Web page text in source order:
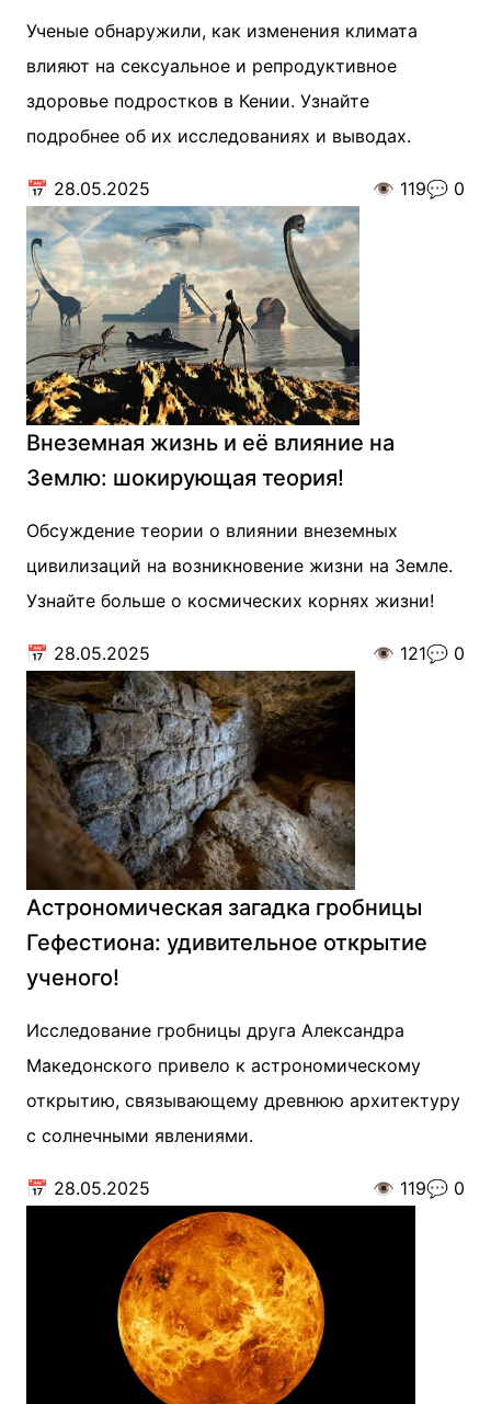
Ученые обнаружили, как изменения климата
влияют на сексуальное и репродуктивное
здоровье подростков в Кении. Узнайте
подробнее об их исследованиях и выводах.
📅 28.05.2025 👁️ 119💬 0
Внеземная жизнь и её влияние на
Землю: шокирующая теория!
Обсуждение теории о влиянии внеземных
цивилизаций на возникновение жизни на Земле.
Узнайте больше о космических корнях жизни!
📅 28.05.2025 👁️ 121💬 0
Астрономическая загадка гробницы
Гефестиона: удивительное открытие
ученого!
Исследование гробницы друга Александра
Македонского привело к астрономическому
открытию, связывающему древнюю архитектуру
с солнечными явлениями.
📅 28.05.2025 👁️ 119💬 0